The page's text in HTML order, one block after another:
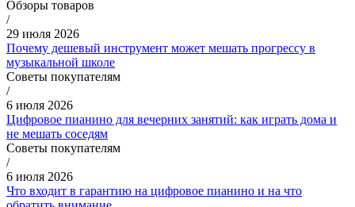
Обзоры товаров
/
29 июля 2026
Почему дешевый инструмент может мешать прогрессу в
музыкальной школе
Советы покупателям
/
6 июля 2026
Цифровое пианино для вечерних занятий: как играть дома и
не мешать соседям
Советы покупателям
/
6 июля 2026
Что входит в гарантию на цифровое пианино и на что